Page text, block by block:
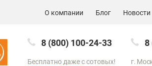
О компании Блог Новости
8 (800) 100-24-33
Бесплатно даже с сотовых!
8
г.